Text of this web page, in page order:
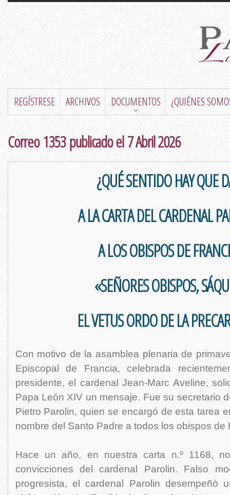
REGÍSTRESE ARCHIVOS DOCUMENTOS ¿QUIÉNES
Correo 1353 publicado el 7 Abril 2026
¿QUÉ SENTIDO HAY QUE
A LA CARTA DEL CARDENAL
A LOS OBISPOS DE
«SEÑORES OBISPOS,
EL VETUS ORDO DE LA
Con motivo de la asamblea plenaria de
Episcopal de Francia, celebrada
presidente, el cardenal Jean-Marc Aveline,
Papa León XIV un mensaje. Fue su secretario
Pietro Parolin, quien se encargó de esta tarea
nombre del Santo Padre a todos los obispos de
Hace un año, en nuestra carta n.º 1168,
convicciones del cardenal Parolin. Falso
progresista, el cardenal Parolin desempeñó